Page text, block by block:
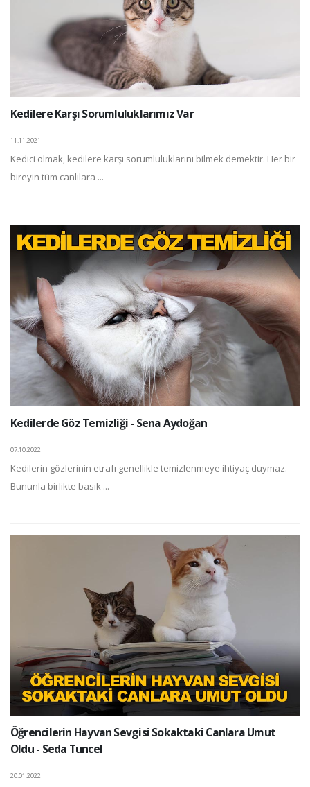
Kedilere Karşı Sorumluluklarımız Var
11.11.2021
Kedici olmak, kedilere karşı sorumluluklarını bilmek demektir. Her bir
bireyin tüm canlılara ...
Kedilerde Göz Temizliği - Sena Aydoğan
07.10.2022
Kedilerin gözlerinin etrafı genellikle temizlenmeye ihtiyaç duymaz.
Bununla birlikte basık ...
Öğrencilerin Hayvan Sevgisi Sokaktaki Canlara Umut
Oldu - Seda Tuncel
20.01.2022